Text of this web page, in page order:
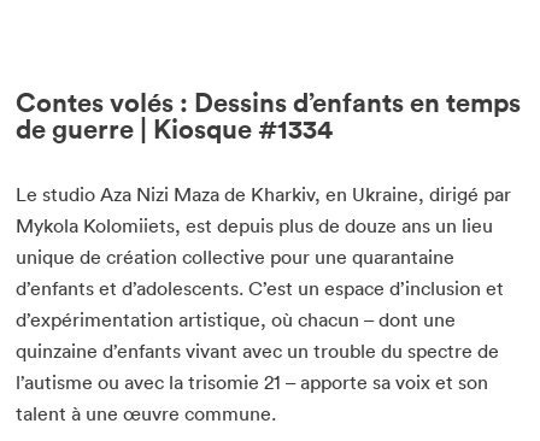
Contes volés : Dessins d’enfants en temps
de guerre | Kiosque #1334
Le studio Aza Nizi Maza de Kharkiv, en Ukraine, dirigé par
Mykola Kolomiiets, est depuis plus de douze ans un lieu
unique de création collective pour une quarantaine
d’enfants et d’adolescents. C’est un espace d’inclusion et
d’expérimentation artistique, où chacun – dont une
quinzaine d’enfants vivant avec un trouble du spectre de
l’autisme ou avec la trisomie 21 – apporte sa voix et son
talent à une œuvre commune.